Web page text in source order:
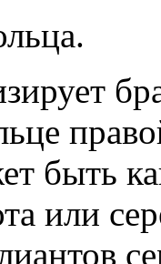
быть
или